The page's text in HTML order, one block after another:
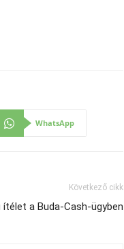
WhatsApp
Következő cikk
a Buda-Cash-ügyben